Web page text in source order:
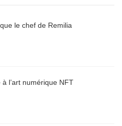
le chef de Remilia
l’art numérique NFT